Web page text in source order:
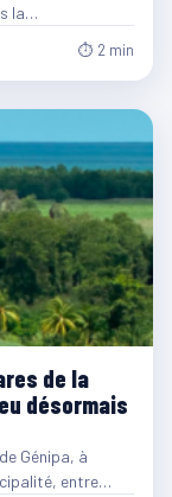
la…
⏱ 2 min
de la
désormais
Génipa, à
entre…